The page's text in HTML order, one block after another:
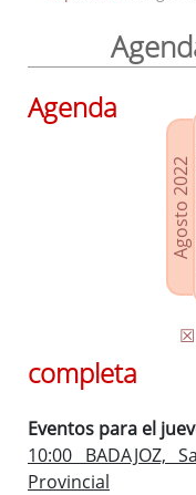
Presidencia
Grupos Políticos
Agenda de Presidencia
Plenos provinciales y
Oficina de Proyectos
Agosto 2022
☒
Agenda
completa
Eventos para el
10:00 BADAJOZ,
Provincial